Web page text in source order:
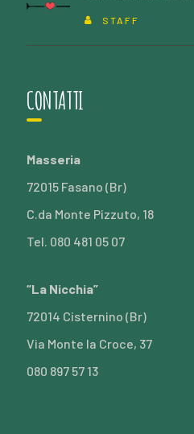
STAFF
CONTATTI
Masseria
72015 Fasano (Br)
C.da Monte Pizzuto, 18
Tel. 080 481 05 07
“La Nicchia”
72014 Cisternino (Br)
Via Monte la Croce, 37
080 897 57 13